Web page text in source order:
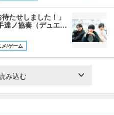
たせしました！」
達ノ協奏（デュエ…
メ/ゲーム
み込む